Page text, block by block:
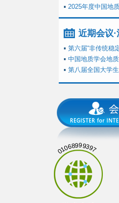
▪ 2025年度中国地
近期会议
▪ 第六届“非传统稳
▪ 中国地质学会地
▪ 第八届全国大学
01068999397